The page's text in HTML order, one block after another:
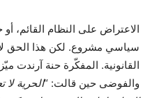
الاعتراض على النظام القائم،
سياسي مشروع. لكن هذا الحق لا
القانونية. المفكّرة حنة آرندت
والفوضى حين قالت: “الحرية